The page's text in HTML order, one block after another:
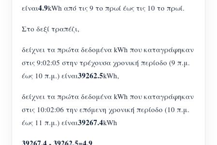
είναι4.9kWh από τις 9 το πρωί έως τις 10 το πρωί.
Στο δεξί τραπέζι,
δείχνει τα πρώτα δεδομένα kWh που καταγράφηκαν
στις 9:02:05 στην τρέχουσα χρονική περίοδο (9 π.μ.
έως 10 π.μ.) είναι39262.5kWh,
δείχνει τα πρώτα δεδομένα kWh που καταγράφηκαν
στις 10:02:06 την επόμενη χρονική περίοδο (10 π.μ.
έως 11 π.μ.) είναι39267.4kWh
39267.4 - 39262.5=4.9